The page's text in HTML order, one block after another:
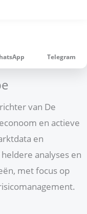
Telegram
van De
en actieve
en
analyses en
met focus op